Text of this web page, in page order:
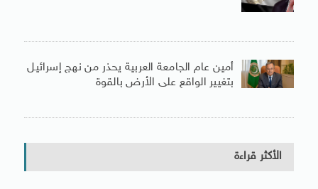
أمين عام الجامعة العربية يحذر من نهج إسرائيل
بتغيير الواقع على الأرض بالقوة
الأكثر قراءة